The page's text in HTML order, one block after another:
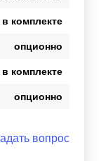
в комплекте
опционно
в комплекте
опционно
вопрос